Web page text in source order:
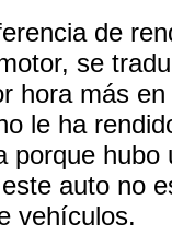
de
se
hora más
le ha
porque hubo
auto no
vehículos.